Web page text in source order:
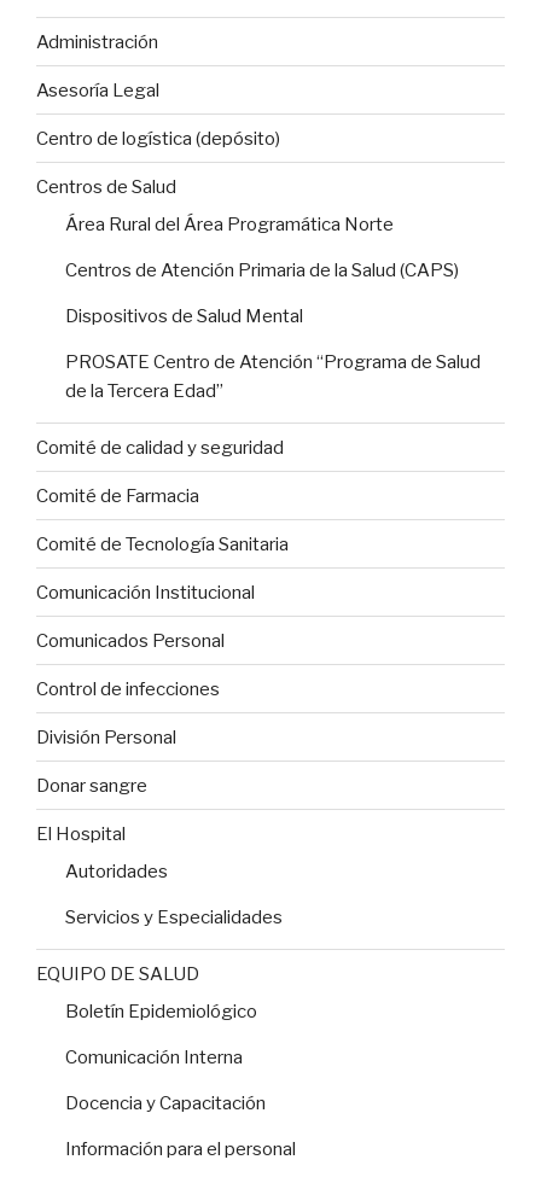
Administración
Asesoría Legal
Centro de logística (depósito)
Centros de Salud
Área Rural del Área Programática Norte
Centros de Atención Primaria de la Salud (CAPS)
Dispositivos de Salud Mental
PROSATE Centro de Atención “Programa de Salud
de la Tercera Edad”
Comité de calidad y seguridad
Comité de Farmacia
Comité de Tecnología Sanitaria
Comunicación Institucional
Comunicados Personal
Control de infecciones
División Personal
Donar sangre
El Hospital
Autoridades
Servicios y Especialidades
EQUIPO DE SALUD
Boletín Epidemiológico
Comunicación Interna
Docencia y Capacitación
Información para el personal